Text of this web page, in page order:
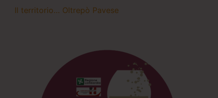
Il territorio… Oltrepò Pavese